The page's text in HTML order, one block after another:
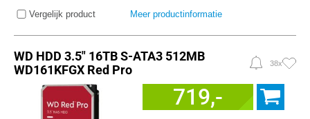
Vergelijk product Meer productinformatie
WD HDD 3.5" 16TB S-ATA3 512MB
WD161KFGX Red Pro
38x
719,-